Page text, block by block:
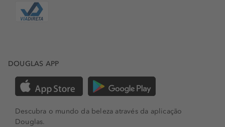
DOUGLAS APP
Descubra o mundo da beleza através da aplicação
Douglas.